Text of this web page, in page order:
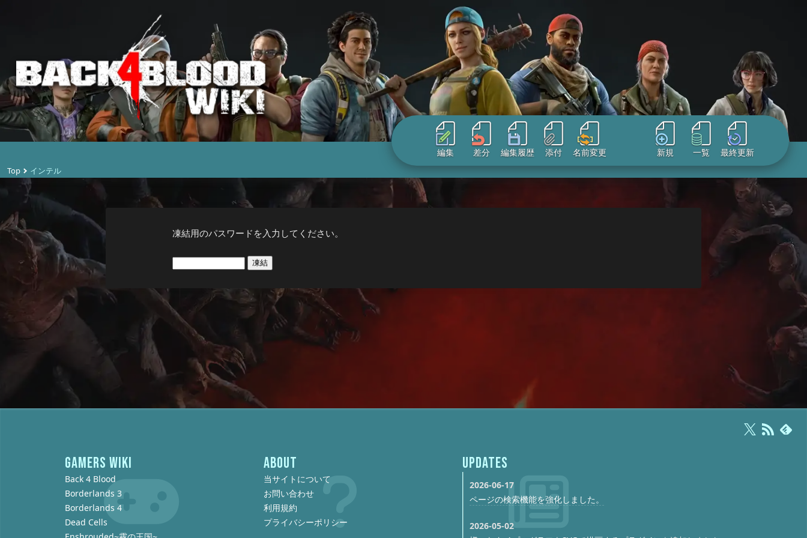
編集 差分 編集履歴 添付 名前変更 新規 一覧 最終更新
Top インテル
凍結用のパスワードを入力してください。
GAMERS WIKI
Back 4 Blood
Borderlands 3
Borderlands 4
Dead Cells
ABOUT
当サイトについて
お問い合わせ
利用規約
プライバシーポリシー
UPDATES
2026-06-17
ページの検索機能を強化しました。
2026-05-02